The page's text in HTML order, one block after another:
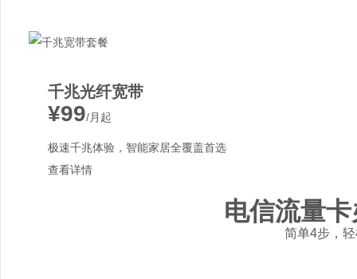
千兆光纤宽带
¥99/月起
极速千兆体验，智能家居全覆盖首选
查看详情
电信流量
简单4步，